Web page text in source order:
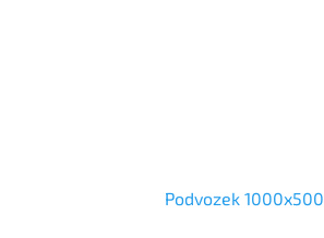
Podvozek 1000x500